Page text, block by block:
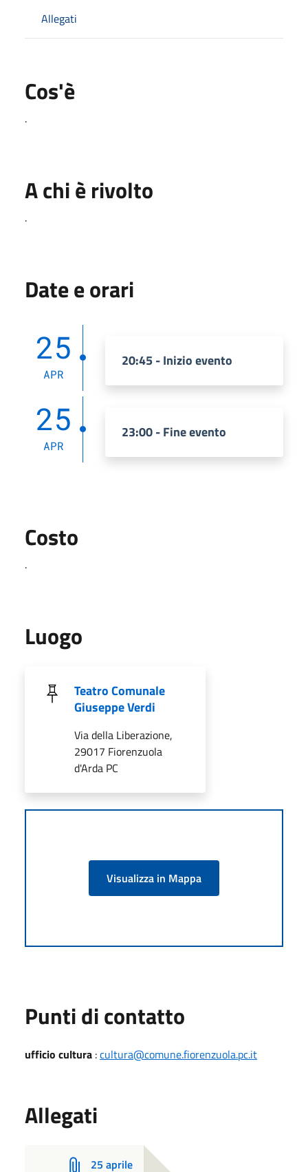
Allegati
Cos'è
.
A chi è rivolto
.
Date e orari
25
APR
20:45 - Inizio evento
25
APR
23:00 - Fine evento
Costo
.
Luogo
Teatro Comunale
Giuseppe Verdi
Via della Liberazione,
29017 Fiorenzuola
d'Arda PC
Visualizza in Mappa
Punti di contatto
ufficio cultura :cultura@comune.fiorenzuola.pc.it
Allegati
25 aprile